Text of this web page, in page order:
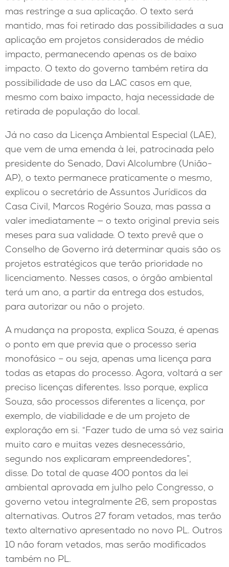
mas restringe a sua aplicação. O texto será
mantido, mas foi retirado das possibilidades a sua
aplicação em projetos considerados de médio
impacto, permanecendo apenas os de baixo
impacto. O texto do governo também retira da
possibilidade de uso da LAC casos em que,
mesmo com baixo impacto, haja necessidade de
retirada de população do local.
Já no caso da Licença Ambiental Especial (LAE),
que vem de uma emenda à lei, patrocinada pelo
presidente do Senado, Davi Alcolumbre (União-
AP), o texto permanece praticamente o mesmo,
explicou o secretário de Assuntos Jurídicos da
Casa Civil, Marcos Rogério Souza, mas passa a
valer imediatamente — o texto original previa seis
meses para sua validade. O texto prevê que o
Conselho de Governo irá determinar quais são os
projetos estratégicos que terão prioridade no
licenciamento. Nesses casos, o órgão ambiental
terá um ano, a partir da entrega dos estudos,
para autorizar ou não o projeto.
A mudança na proposta, explica Souza, é apenas
o ponto em que previa que o processo seria
monofásico – ou seja, apenas uma licença para
todas as etapas do processo. Agora, voltará a ser
preciso licenças diferentes. Isso porque, explica
Souza, são processos diferentes a licença, por
exemplo, de viabilidade e de um projeto de
exploração em si. “Fazer tudo de uma só vez sairia
muito caro e muitas vezes desnecessário,
segundo nos explicaram empreendedores”,
disse. Do total de quase 400 pontos da lei
ambiental aprovada em julho pelo Congresso, o
governo vetou integralmente 26, sem propostas
alternativas. Outros 27 foram vetados, mas terão
texto alternativo apresentado no novo PL. Outros
10 não foram vetados, mas serão modificados
também no PL.